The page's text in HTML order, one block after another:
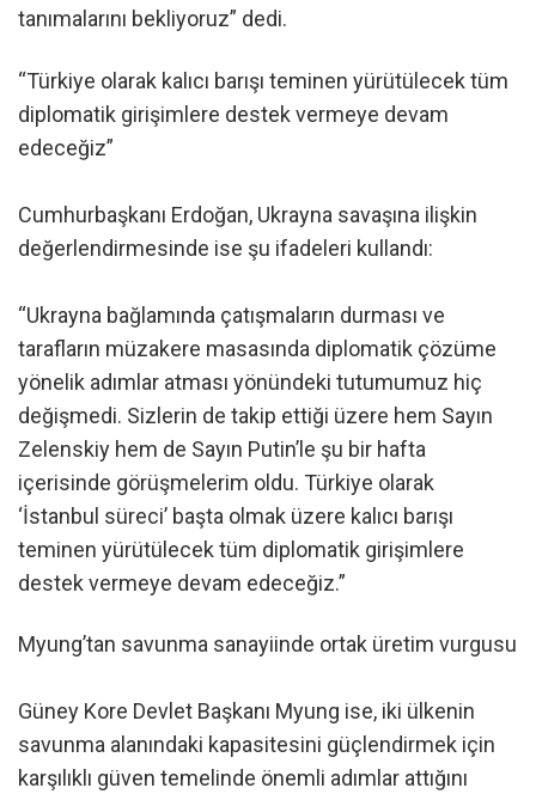
tanımalarını bekliyoruz” dedi.
“Türkiye olarak kalıcı barışı teminen yürütülecek tüm
diplomatik girişimlere destek vermeye devam
edeceğiz”
Cumhurbaşkanı Erdoğan, Ukrayna savaşına ilişkin
değerlendirmesinde ise şu ifadeleri kullandı:
“Ukrayna bağlamında çatışmaların durması ve
tarafların müzakere masasında diplomatik çözüme
yönelik adımlar atması yönündeki tutumumuz hiç
değişmedi. Sizlerin de takip ettiği üzere hem Sayın
Zelenskiy hem de Sayın Putin’le şu bir hafta
içerisinde görüşmelerim oldu. Türkiye olarak
‘İstanbul süreci’ başta olmak üzere kalıcı barışı
teminen yürütülecek tüm diplomatik girişimlere
destek vermeye devam edeceğiz.”
Myung’tan savunma sanayiinde ortak üretim vurgusu
Güney Kore Devlet Başkanı Myung ise, iki ülkenin
savunma alanındaki kapasitesini güçlendirmek için
karşılıklı güven temelinde önemli adımlar attığını